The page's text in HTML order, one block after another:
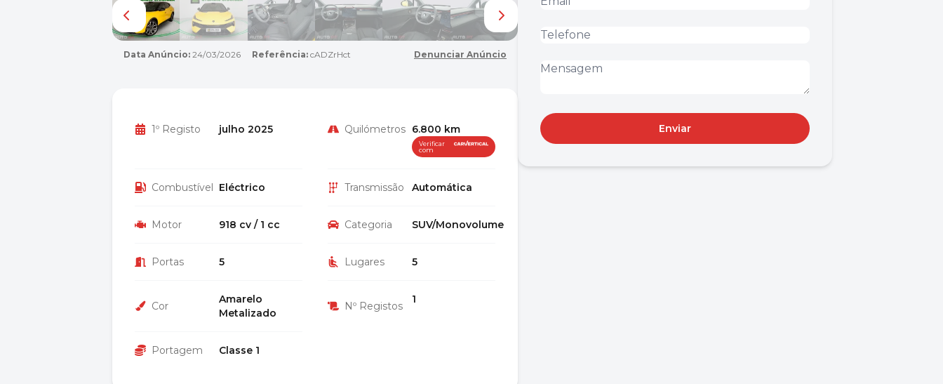
Data Anúncio: 24/03/2026 Referência: cADZrHct Denunciar Anúncio
1º Registo julho 2025 Quilómetros 6.800 km
Verificar
com
Combustível Eléctrico Transmissão Automática
Motor 918 cv / 1 cc Categoria SUV/Monovolume
Portas 5 Lugares 5
Cor
Amarelo
Metalizado
Nº Registos
1
Portagem Classe 1
Enviar